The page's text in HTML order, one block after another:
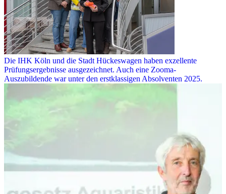
Die IHK Köln und die Stadt Hückeswagen haben exzellente
Prüfungsergebnisse ausgezeichnet. Auch eine Zooma-
Auszubildende war unter den erstklassigen Absolventen 2025.